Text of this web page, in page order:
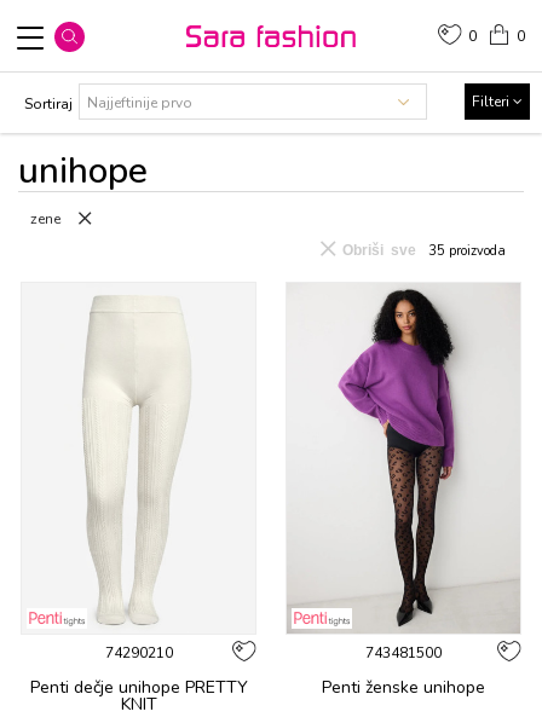
0
0
unihope
Sortiraj Filteri
zene
35 proizvoda
Obriši sve
74290210
Penti dečje unihope PRETTY
KNIT
743481500
Penti ženske unihope